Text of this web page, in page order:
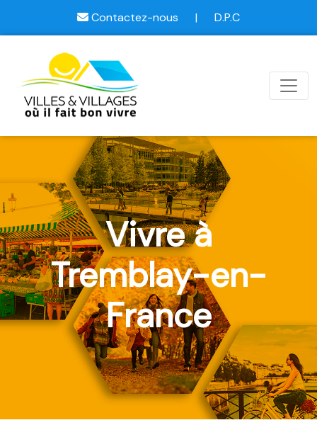
Contactez-nous | D.P.C
Vivre à
Tremblay-en-
France